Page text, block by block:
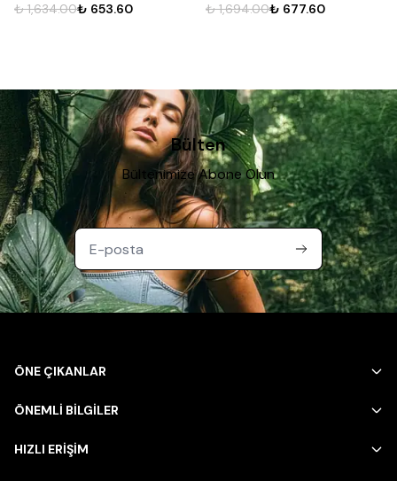
₺ 1,634.00₺ 653.60
₺ 1,694.00₺ 677.60
Bülten
Bültenimize Abone Olun
ÖNE ÇIKANLAR
ÖNEMLİ BİLGİLER
HIZLI ERİŞİM